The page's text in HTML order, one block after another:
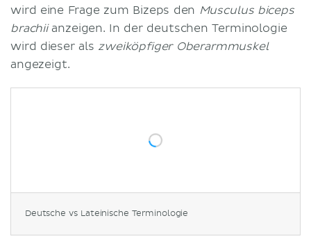
wird eine Frage zum Bizeps den Musculus biceps
brachiianzeigen. In der deutschen Terminologie
wird dieser als zweiköpfiger Oberarmmuskel
angezeigt.
Deutsche vs Lateinische Terminologie